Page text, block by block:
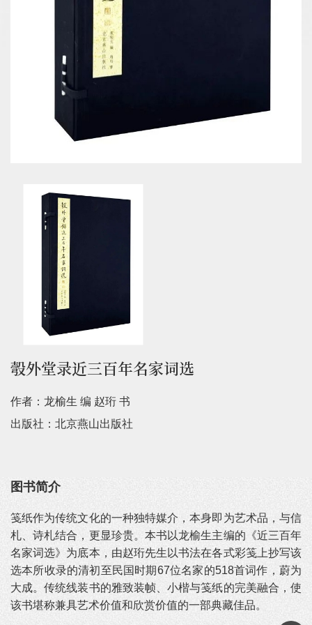
彀外堂录近三百年名家词选
作者：龙榆生 编 赵珩 书
出版社：北京燕山出版社
图书简介
笺纸作为传统文化的一种独特媒介，本身即为艺术品，与信
札、诗札结合，更显珍贵。本书以龙榆生主编的《近三百年
名家词选》为底本，由赵珩先生以书法在各式彩笺上抄写该
选本所收录的清初至民国时期67位名家的518首词作，蔚为
大成。传统线装书的雅致装帧、小楷与笺纸的完美融合，使
该书堪称兼具艺术价值和欣赏价值的一部典藏佳品。